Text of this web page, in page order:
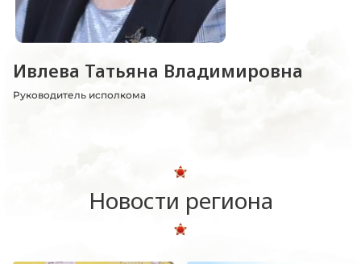
Ивлева Татьяна Владимировна
Руководитель исполкома
Новости региона